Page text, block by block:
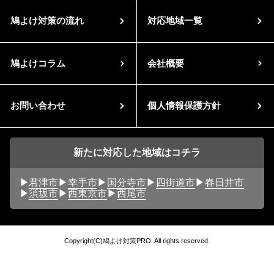
鳩よけ対策の流れ 対応地域一覧
鳩よけコラム 会社概要
お問い合わせ 個人情報保護方針
新たに対応した地域はコチラ
君津市 幸手市 国分寺市 四街道市
春日井市
須坂市
西東京市 西尾市
Copyright(C)鳩よけ対策PRO. All rights reserved.